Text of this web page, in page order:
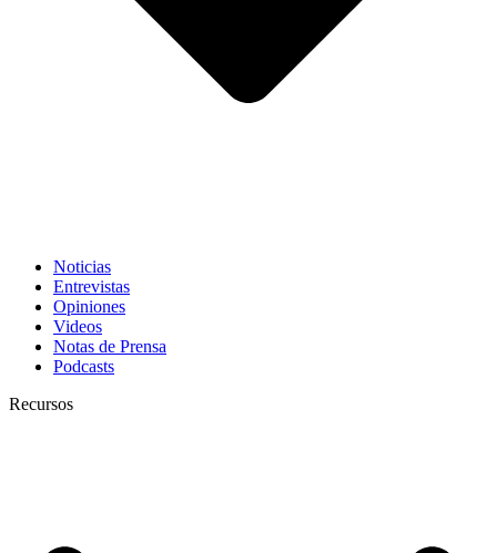
Noticias
Entrevistas
Opiniones
Videos
Notas de Prensa
Podcasts
Recursos